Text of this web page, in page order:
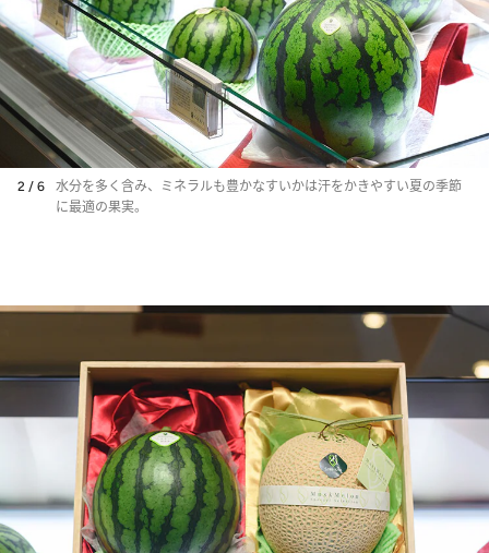
2 / 6
水分を多く含み、ミネラルも豊かなすいかは汗をかきやすい夏の季節
に最適の果実。